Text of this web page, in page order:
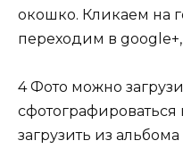
окошко. Кликаем на
переходим в
4 Фото можно
загрузить из